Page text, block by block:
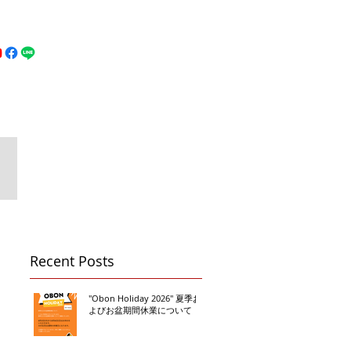
Recent Posts
"Obon Holiday 2026" 夏季お
よびお盆期間休業について